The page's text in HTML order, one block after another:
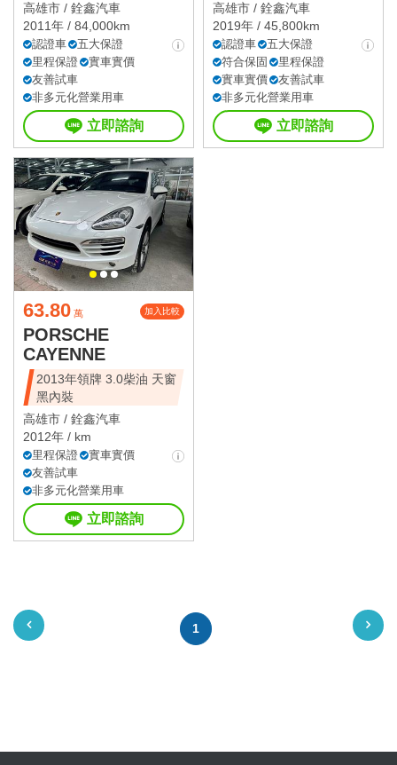
高雄市 / 銓鑫汽車
2011年 / 84,000km
認證車
五大保證
里程保證
實車實價
友善試車
非多元化營業用車
立即諮詢
高雄市 / 銓鑫汽車
2019年 / 45,800km
認證車
五大保證
符合保固
里程保證
實車實價
友善試車
非多元化營業用車
立即諮詢
63.80 萬 加入比較
PORSCHE
CAYENNE
2013年領牌 3.0柴油 天窗
黑內裝
高雄市 / 銓鑫汽車
2012年 / km
里程保證
實車實價
友善試車
非多元化營業用車
立即諮詢
1